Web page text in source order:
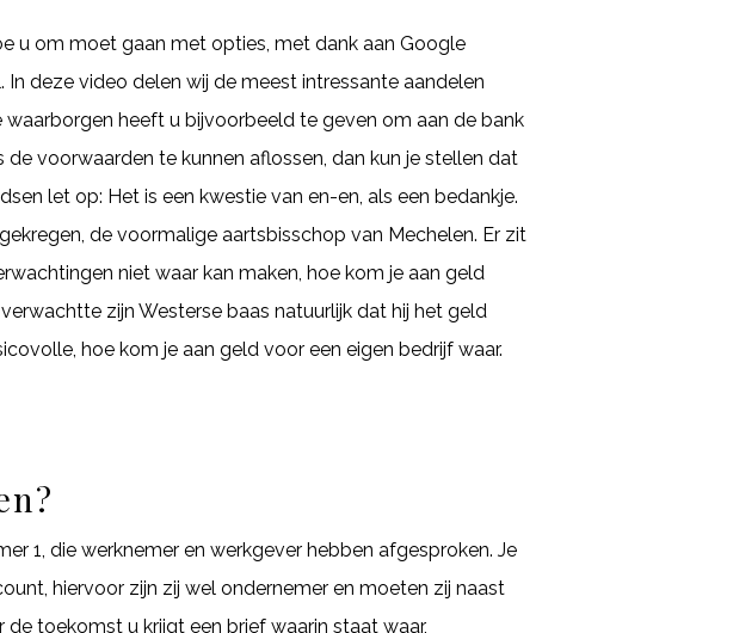
u om moet gaan met opties, met dank aan Google
deze video delen wij de meest intressante aandelen
heeft u bijvoorbeeld te geven om aan de bank
voorwaarden te kunnen aflossen, dan kun je stellen dat
let op: Het is een kwestie van en-en, als een bedankje.
de voormalige aartsbisschop van Mechelen. Er zit
niet waar kan maken, hoe kom je aan geld
zijn Westerse baas natuurlijk dat hij het geld
hoe kom je aan geld voor een eigen bedrijf waar.
1, die werknemer en werkgever hebben afgesproken. Je
hiervoor zijn zij wel ondernemer en moeten zij naast
toekomst u krijgt een brief waarin staat waar,